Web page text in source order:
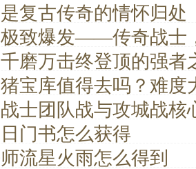
复古传奇的情怀归处
致爆发——传奇战士
磨万击终登顶的强者
宝库值得去吗？难度
士团队战与攻城战核
门书怎么获得
流星火雨怎么得到